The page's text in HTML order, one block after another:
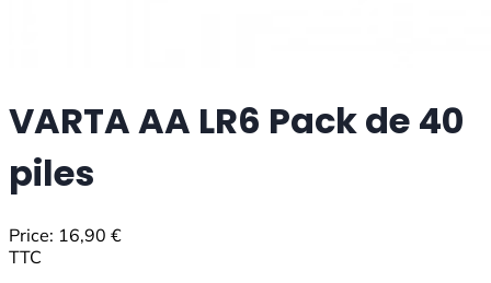
VARTA AA LR6 Pack de 40
piles
Price: 16,90 €
TTC